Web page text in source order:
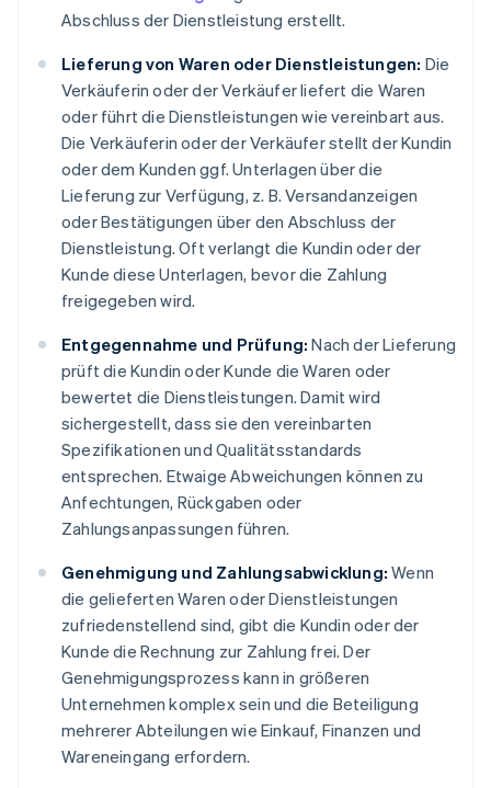
Abschluss der Dienstleistung erstellt.
Lieferung von Waren oder Dienstleistungen: Die
Verkäuferin oder der Verkäufer liefert die Waren
oder führt die Dienstleistungen wie vereinbart aus.
Die Verkäuferin oder der Verkäufer stellt der Kundin
oder dem Kunden ggf. Unterlagen über die
Lieferung zur Verfügung, z. B. Versandanzeigen
oder Bestätigungen über den Abschluss der
Dienstleistung. Oft verlangt die Kundin oder der
Kunde diese Unterlagen, bevor die Zahlung
freigegeben wird.
Entgegennahme und Prüfung: Nach der Lieferung
prüft die Kundin oder Kunde die Waren oder
bewertet die Dienstleistungen. Damit wird
sichergestellt, dass sie den vereinbarten
Spezifikationen und Qualitätsstandards
entsprechen. Etwaige Abweichungen können zu
Anfechtungen, Rückgaben oder
Zahlungsanpassungen führen.
Genehmigung und Zahlungsabwicklung: Wenn
die gelieferten Waren oder Dienstleistungen
zufriedenstellend sind, gibt die Kundin oder der
Kunde die Rechnung zur Zahlung frei. Der
Genehmigungsprozess kann in größeren
Unternehmen komplex sein und die Beteiligung
mehrerer Abteilungen wie Einkauf, Finanzen und
Wareneingang erfordern.